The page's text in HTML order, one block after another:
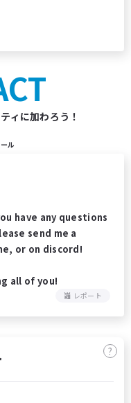
ィに加わろう！
ル
have any questions
send me a
or on discord!
all of you!
レポート
?